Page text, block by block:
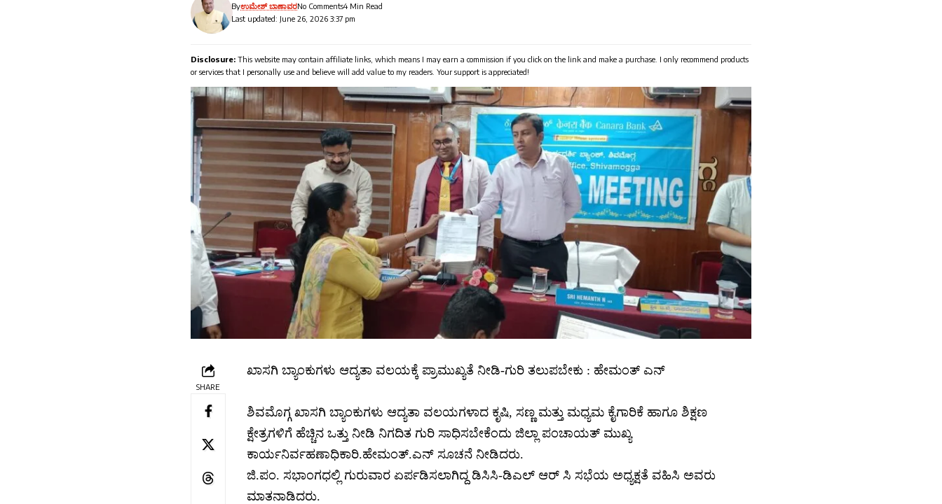
Last updated: June 26, 2026 3:37 pm
Byಉಮೇಶ್ ಬಾಣಾವರNo Comments4 Min Read
Disclosure: This website may contain affiliate links, which means I may earn a commission if you click on the link and make a purchase. I only recommend products
or services that I personally use and believe will add value to my readers. Your support is appreciated!
SHARE
ಖಾಸಗಿ ಬ್ಯಾಂಕುಗಳು ಆದ್ಯತಾ ವಲಯಕ್ಕೆ ಪ್ರಾಮುಖ್ಯತೆ ನೀಡಿ-ಗುರಿ ತಲುಪಬೇಕು : ಹೇಮಂತ್ ಎನ್
ಶಿವಮೊಗ್ಗ ಖಾಸಗಿ ಬ್ಯಾಂಕುಗಳು ಆದ್ಯತಾ ವಲಯಗಳಾದ ಕೃಷಿ, ಸಣ್ಣ ಮತ್ತು ಮಧ್ಯಮ ಕೈಗಾರಿಕೆ ಹಾಗೂ ಶಿಕ್ಷಣ
ಕ್ಷೇತ್ರಗಳಿಗೆ ಹೆಚ್ಚಿನ ಒತ್ತು ನೀಡಿ ನಿಗದಿತ ಗುರಿ ಸಾಧಿಸಬೇಕೆಂದು ಜಿಲ್ಲಾ ಪಂಚಾಯತ್ ಮುಖ್ಯ
ಕಾರ್ಯನಿರ್ವಹಣಾಧಿಕಾರಿ.ಹೇಮಂತ್.ಎನ್ ಸೂಚನೆ ನೀಡಿದರು.
ಜಿ.ಪಂ. ಸಭಾಂಗಧಲ್ಲಿ ಗುರುವಾರ ಏರ್ಪಡಿಸಲಾಗಿದ್ದ ಡಿಸಿಸಿ-ಡಿಎಲ್ ಆರ್ ಸಿ ಸಭೆಯ ಅಧ್ಯಕ್ಷತೆ ವಹಿಸಿ ಅವರು
ಮಾತನಾಡಿದರು.